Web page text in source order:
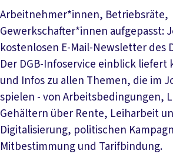
Arbeitnehmer*innen, Betriebsräte,
Gewerkschafter*innen aufgepasst:
kostenlosen E-Mail-Newsletter des
Der DGB-Infoservice einblick liefert
und Infos zu allen Themen, die im
spielen - von Arbeitsbedingungen,
Gehältern über Rente, Leiharbeit
Digitalisierung, politischen
Mitbestimmung und Tarifbindung.